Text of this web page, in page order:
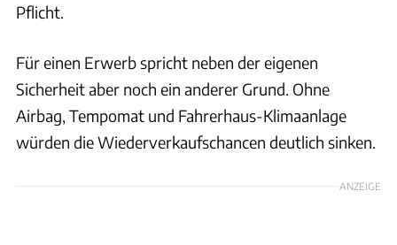
Pflicht.
Für einen Erwerb spricht neben der eigenen
Sicherheit aber noch ein anderer Grund. Ohne
Airbag, Tempomat und Fahrerhaus-Klimaanlage
würden die Wiederverkaufschancen deutlich sinken.
ANZEIGE